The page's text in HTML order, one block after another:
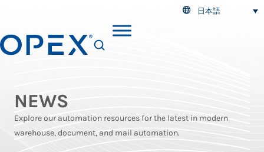
日本語
NEWS
Explore our automation resources for the latest in modern
warehouse, document, and mail automation.